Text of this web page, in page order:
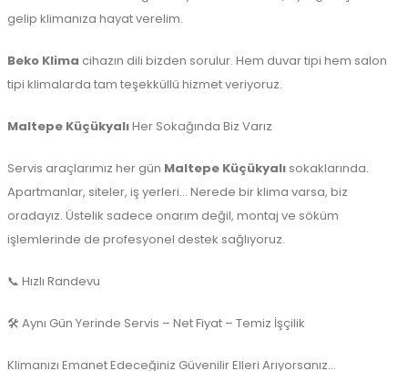
gelip klimanıza hayat verelim.
Beko Klima cihazın dili bizden sorulur. Hem duvar tipi hem salon
tipi klimalarda tam teşekküllü hizmet veriyoruz.
Maltepe KüçükyalıHer Sokağında Biz Varız
Servis araçlarımız her gün Maltepe Küçükyalı sokaklarında.
Apartmanlar, siteler, iş yerleri… Nerede bir klima varsa, biz
oradayız. Üstelik sadece onarım değil, montaj ve söküm
işlemlerinde de profesyonel destek sağlıyoruz.
📞 Hızlı Randevu
🛠️ Aynı Gün Yerinde Servis – Net Fiyat – Temiz İşçilik
Klimanızı Emanet Edeceğiniz Güvenilir Elleri Arıyorsanız…